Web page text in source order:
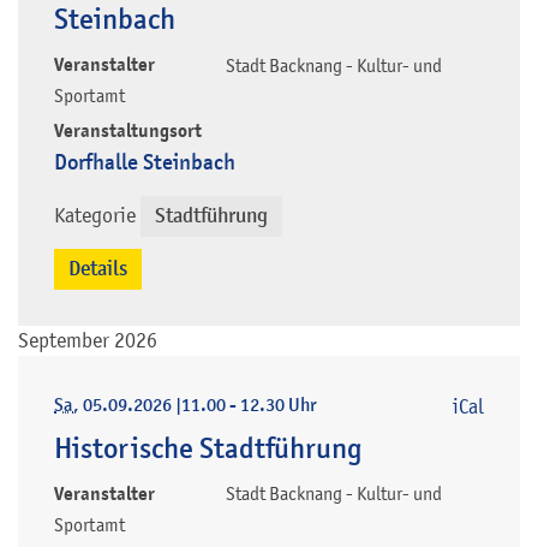
Steinbach
Veranstalter
Stadt Backnang - Kultur- und
Sportamt
Veranstaltungsort
Dorfhalle Steinbach
Kategorie Stadtführung
Details
September 2026
Sa, 05.09.2026 |11.00 - 12.30 Uhr
Historische Stadtführung
Veranstalter
Stadt Backnang - Kultur- und
Sportamt
iCal